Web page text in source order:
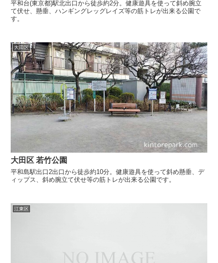
平和台(東京都)駅北出口から徒歩約2分。健康遊具を使って斜め腕立
て伏せ、懸垂、ハンギングレッグレイズ等の筋トレが出来る公園で
す。
大田区
大田区 若竹公園
平和島駅出口2出口から徒歩約10分。健康遊具を使って斜め懸垂、デ
ィップス、斜め腕立て伏せ等の筋トレが出来る公園です。
江東区